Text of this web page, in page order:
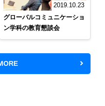
2019.10.23
グローバルコミュニケーショ
ン学科の教育懇談会